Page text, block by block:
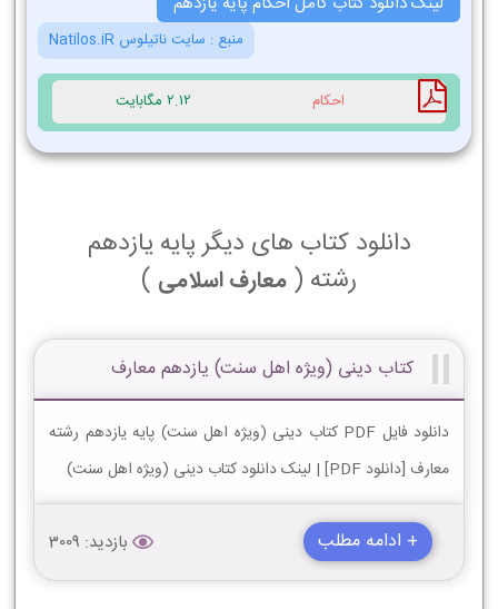
منبع : سایت ناتیلوس Natilos.iR
احکام 2.12 مگابایت
دانلود کتاب های دیگر پایه یازدهم
رشته ( معارف اسلامی )
کتاب دینی (ویژه اهل سنت) یازدهم معارف
دانلود فایل PDF کتاب دینی (ویژه اهل سنت) پایه یازدهم رشته
معارف [دانلود PDF] | لینک دانلود کتاب دینی (ویژه اهل سنت)
+ ادامه مطلب بازدید: 3009